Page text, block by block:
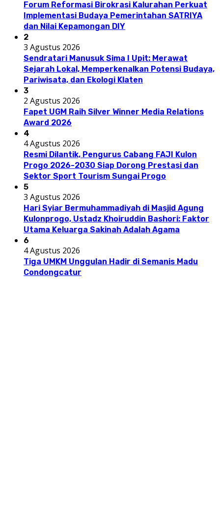
Forum Reformasi Birokrasi Kalurahan Perkuat
Implementasi Budaya Pemerintahan SATRIYA
dan Nilai Kepamongan DIY
2
3 Agustus 2026
Sendratari Manusuk Sima I Upit: Merawat
Sejarah Lokal, Memperkenalkan Potensi Budaya,
Pariwisata, dan Ekologi Klaten
3
2 Agustus 2026
Fapet UGM Raih Silver Winner Media Relations
Award 2026
4
4 Agustus 2026
Resmi Dilantik, Pengurus Cabang FAJI Kulon
Progo 2026-2030 Siap Dorong Prestasi dan
Sektor Sport Tourism Sungai Progo
5
3 Agustus 2026
Hari Syiar Bermuhammadiyah di Masjid Agung
Kulonprogo, Ustadz Khoiruddin Bashori: Faktor
Utama Keluarga Sakinah Adalah Agama
6
4 Agustus 2026
Tiga UMKM Unggulan Hadir di Semanis Madu
Condongcatur